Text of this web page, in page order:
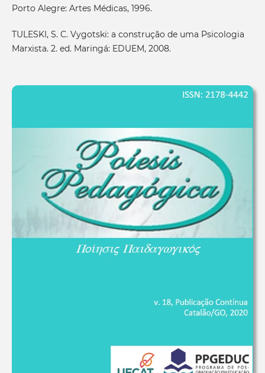
Porto Alegre: Artes Médicas, 1996.
TULESKI, S. C. Vygotski: a construção de uma Psicologia
Marxista. 2. ed. Maringá: EDUEM, 2008.